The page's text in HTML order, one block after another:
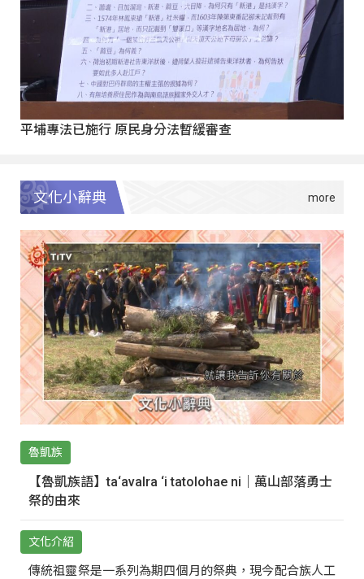
平埔專法已施行 原民身分法暫緩審查
文化小辭典
魯凱族
【魯凱族語】ta‘avalra ‘i tatolohae ni｜萬山部落勇士
祭的由來
文化介紹
傳統祖靈祭是一系列為期四個月的祭典，現今配合族人工